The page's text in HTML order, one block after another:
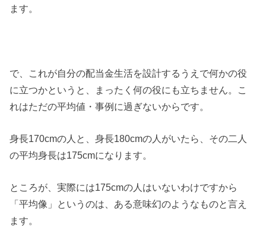
ます。
で、これが自分の配当金生活を設計するうえで何かの役
に立つかというと、まったく何の役にも立ちません。こ
れはただの平均値・事例に過ぎないからです。
身長170cmの人と、身長180cmの人がいたら、その二人
の平均身長は175cmになります。
ところが、実際には175cmの人はいないわけですから
「平均像」というのは、ある意味幻のようなものと言え
ます。